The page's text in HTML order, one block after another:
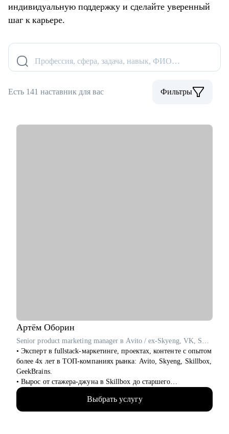
индивидуальную поддержку и сделайте уверенный
шаг к карьере.
Профессия, сфера, задача, навык, ФИО…
Есть 141 наставник для вас Фильтры
Артём Оборин
Senior product marketing manager в Avito / ex-Skyeng, VK, Skillbox
• Эксперт в fullstack-маркетинге, проектах, контенте с опытом
более 4х лет в ТОП-компаниях рынка: Avito, Skyeng, Skillbox,
GeekBrains.
• Вырос от стажера-джуна в Skillbox до старшего
продуктового маркетолога в Avito (Топ-1 компания-
• Выстроил себе мощный карьерный трек, прошел сотни
Выбрать услугу